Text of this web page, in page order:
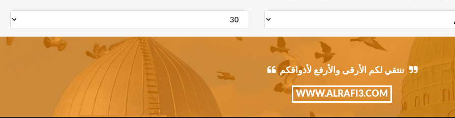
ننتقي لكم الأرقى والأرفع لأذواقكم
WWW.ALRAFI3.COM